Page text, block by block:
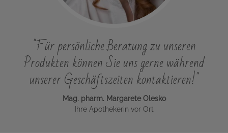
"Für persönliche Beratung zu unseren
Produkten können Sie uns gerne während
unserer Geschäftszeiten kontaktieren!"
Mag. pharm. Margarete Olesko
Ihre Apothekerin vor Ort